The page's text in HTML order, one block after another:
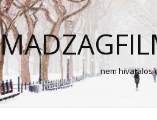
nem hivatalos